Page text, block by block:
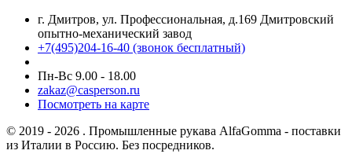
г. Дмитров, ул. Профессиональная, д.169 Дмитровский
опытно-механический завод
+7(495)204-16-40 (звонок бесплатный)
Пн-Вс 9.00 - 18.00
zakaz@casperson.ru
Посмотреть на карте
© 2019 - 2026 . Промышленные рукава AlfaGomma - поставки
из Италии в Россию. Без посредников.